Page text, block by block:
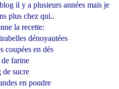
il y a plusieurs années mais je
plus chez qui..
la recette:
dénoyautées
coupées en dés
farine
de sucre
en poudre